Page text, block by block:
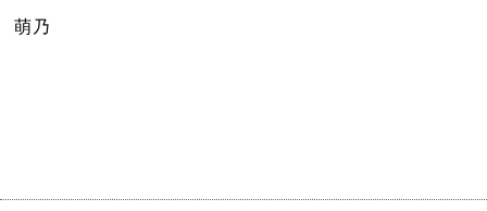
萌乃